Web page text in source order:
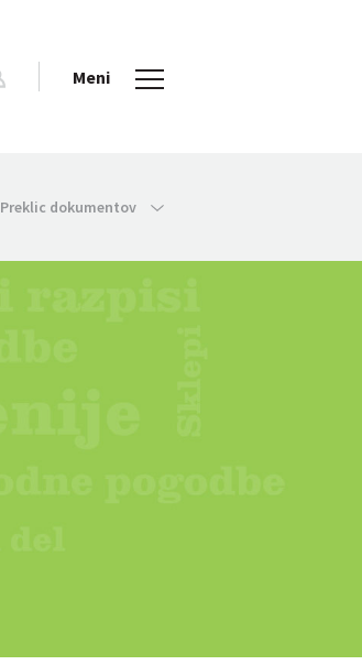
Meni
Preklic dokumentov